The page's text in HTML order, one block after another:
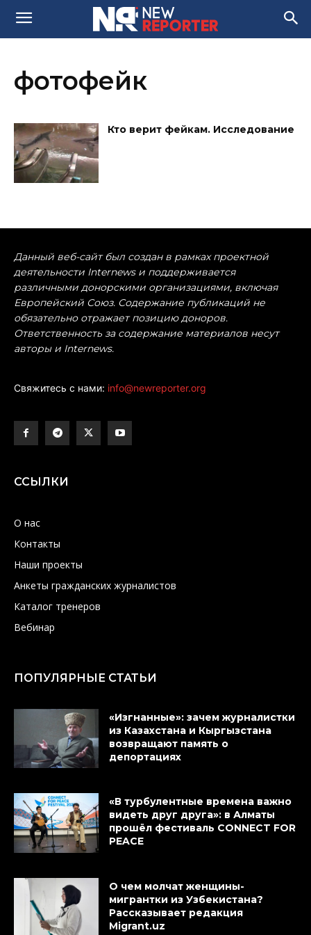
фотофейк
Кто верит фейкам. Исследование
Данный веб-сайт был создан в рамках проектной
деятельности Internews и поддерживается
различными донорскими организациями, включая
Европейский Союз. Содержание публикаций не
обязательно отражает позицию доноров.
Ответственность за содержание материалов несут
авторы и Internews.
Свяжитесь с нами: info@newreporter.org
ССЫЛКИ
О нас
Контакты
Наши проекты
Анкеты гражданских журналистов
Каталог тренеров
Вебинар
ПОПУЛЯРНЫЕ СТАТЬИ
«Изгнанные»: зачем журналистки
из Казахстана и Кыргызстана
возвращают память о
депортациях
«В турбулентные времена важно
видеть друг друга»: в Алматы
прошёл фестиваль CONNECT FOR
PEACE
О чем молчат женщины-
мигрантки из Узбекистана?
Рассказывает редакция
Migrant.uz